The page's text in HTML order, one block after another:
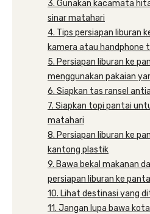
3. Gunakan kacamata
sinar matahari
4. Tips persiapan liburan
kamera atau handphone
5. Persiapan liburan ke
menggunakan pakaian
6. Siapkan tas ransel
7. Siapkan topi pantai
matahari
8. Persiapan liburan ke
kantong plastik
9. Bawa bekal makanan
persiapan liburan ke
10. Lihat destinasi yang
11. Jangan lupa bawa